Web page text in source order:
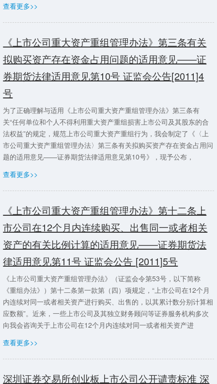
查看更多>>
《上市公司重大资产重组管理办法》第三条有关
拟购买资产存在资金占用问题的适用意见——证
券期货法律适用意见第10号 证监会公告[2011]4
号
为了正确理解与适用《上市公司重大资产重组管理办法》第三条有
关“任何单位和个人不得利用重大资产重组损害上市公司及其股东的合
法权益”的规定，规范上市公司重大资产重组行为，我会制定了《〈上
市公司重大资产重组管理办法〉第三条有关拟购买资产存在资金占用问
题的适用意见——证券期货法律适用意见第10号》，现予公布，
查看更多>>
《上市公司重大资产重组管理办法》第十二条上
市公司在12个月内连续购买、出售同一或者相关
资产的有关比例计算的适用意见——证券期货法
律适用意见第11号 证监会公告 [2011]5号
《上市公司重大资产重组管理办法》（证监会令第53号，以下简称
《重组办法》）第十二条第一款第（四）项规定，“上市公司在12个月
内连续对同一或者相关资产进行购买、出售的，以其累计数分别计算相
应数额”。近来，一些上市公司及其独立财务顾问等证券服务机构多次
向我会咨询关于上市公司在12个月内连续对同一或者相关资产进
查看更多>>
深圳证券交易所创业板上市公司公开谴责标准 深